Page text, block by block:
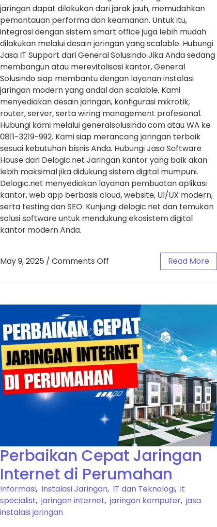
jaringan dapat dilakukan dari jarak jauh, memudahkan
pemantauan performa dan keamanan. Untuk itu,
integrasi dengan sistem smart office juga lebih mudah
dilakukan melalui desain jaringan yang scalable. Hubungi
Jasa IT Support dari General Solusindo Jika Anda sedang
membangun atau merevitalisasi kantor, General
Solusindo siap membantu dengan layanan instalasi
jaringan modern yang andal dan scalable. Kami
menyediakan desain jaringan, konfigurasi mikrotik,
router, server, serta wiring management profesional.
Hubungi kami melalui generalsolusindo.com atau WA ke
0811-3219-992. Kami siap merancang jaringan terbaik
sesuai kebutuhan bisnis Anda. Hubungi Jasa Software
House dari Delogic.net Jaringan kantor yang baik akan
lebih maksimal jika didukung sistem digital mumpuni.
Delogic.net menyediakan layanan pembuatan aplikasi
kantor, web app berbasis cloud, website, UI/UX modern,
serta testing dan SEO. Kunjungi delogic.net dan temukan
solusi software untuk mendukung ekosistem digital
kantor modern Anda.
May 9, 2025 / Comments Off Read More
Perbaikan Cepat Jaringan
Internet di Perumahan
Informasi, Instalasi Jaringan, IT dan Teknologi, it
specialist, jaringan internet, jaringan komputer, jasa
instalasi jaringan